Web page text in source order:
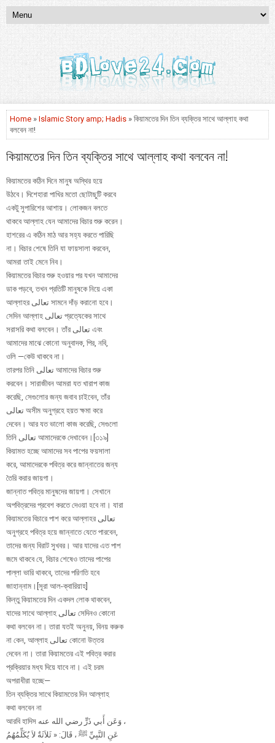
Home » Islamic Story amp; Hadis » কিয়ামতের দিন তিন ব্যক্তির সাথে আল্লাহ কথা
বলবেন না!
কিয়ামতের দিন তিন ব্যক্তির সাথে আল্লাহ কথা বলবেন না!
কিয়ামতের কঠিন দিনে মানুষ অস্থির হয়ে
উঠবে। দিশেহারা পাখির মতো ছোটাছুটি করবে
একটু সুপারিশের আশায়। লোকজন বলতে
থাকবে আল্লাহ যেন আমাদের বিচার শুরু করেন।
হাশরের এ কঠিন মাঠ আর সহ্য করতে পারিছি
না। বিচার শেষে তিনি যা ফায়সালা করবেন,
আমরা তাই মেনে নিব।
কিয়ামতের বিচার শুরু হওয়ার পর যখন আমাদের
ডাক পড়বে, তখন প্রতিটি মানুষকে নিয়ে একা
আল্লাহর ﺗﻌﺎﻟﻰ সামনে দাঁড় করানো হবে।
সেদিন আল্লাহ ﺗﻌﺎﻟﻰ প্রত্যেকের সাথে
সরাসরি কথা বলবেন। তাঁর ﺗﻌﺎﻟﻰ এবং
আমাদের মাঝে কোনো অনুবাদক, পির, নবি,
ওলি —কেউ থাকবে না।
তারপর তিনি ﺗﻌﺎﻟﻰ আমাদের বিচার শুরু
করবেন। সারাজীবন আমরা যত খারাপ কাজ
করেছি, সেগুলোর জন্য জবাব চাইবেন, তাঁর
ﺗﻌﺎﻟﻰ অসীম অনুগ্রহে হয়ত ক্ষমা করে
দেবেন। আর যত ভালো কাজ করেছি, সেগুলো
তিনি ﺗﻌﺎﻟﻰ আমাদেরকে দেখাবেন।[৩১৯]
কিয়ামত হচ্ছে আমাদের সব পাপের ফয়সালা
করে, আমাদেরকে পবিত্র করে জান্নাতের জন্য
তৈরি করার জায়গা।
জান্নাত পবিত্র মানুষদের জায়গা। সেখানে
অপবিত্রদের প্রবেশ করতে দেওয়া হবে না। যারা
কিয়ামতের বিচারে পাশ করে আল্লাহর ﺗﻌﺎﻟﻰ
অনুগ্রহে পবিত্র হয়ে জান্নাতে যেতে পারবেন,
তাদের জন্য বিরাট সুখবর। আর যাদের এত পাপ
জমে থাকবে যে, বিচার শেষেও তাদের পাপের
পাল্লা ভারি থাকবে, তাদের পরিণতি হবে
জাহান্নাম।[সূরা আল-ক্বারিয়াহ]
কিন্তু কিয়ামতের দিন একদল লোক থাকবেন,
যাদের সাথে আল্লাহ ﺗﻌﺎﻟﻰ সেদিনও কোনো
কথা বলবেন না। তারা যতই অনুনয়, বিনয় করুক
না কেন, আল্লাহ ﺗﻌﺎﻟﻰ কোনো উত্তর
দেবেন না। তারা কিয়ামতের এই পবিত্র করার
প্রক্রিয়ার মধ্য দিয়ে যাবে না। এই চরম
অপরাধীরা হচ্ছে—
তিন ব্যক্তির সাথে কিয়ামতের দিন আল্লাহ
কথা বলবেন না
আরবি হাদিস ﻭَﻋَﻦ ﺃَﺑﻲ ﺫَﺭٍّ ﺭﺿﻲ ﺍﻟﻠﻪ ﻋﻨﻪ ،
ﻋَﻦِ ﺍﻟﻨَّﺒِﻲِّ ﷺ ، ﻗَﺎﻝَ: ‏« ﺛَﻼَﺛَﺔٌ ﻻَ ﻳُﻜَﻠِّﻤُﻬُﻢُ